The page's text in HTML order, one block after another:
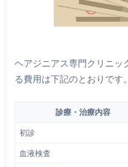
ヘアジニアス専門クリニッ
る費用は下記のとおりです。
診療・治療内容
初診
血液検査